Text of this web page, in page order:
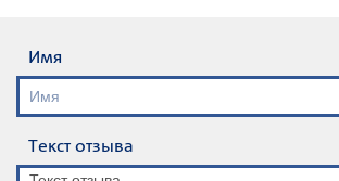
Имя
Текст отзыва